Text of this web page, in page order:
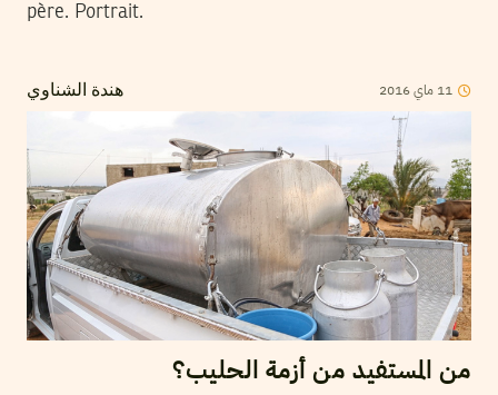
père. Portrait.
هندة الشناوي 11 ماي2016
من المستفيد من أزمة الحليب؟